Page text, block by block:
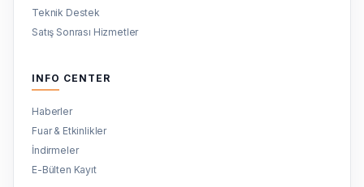
Teknik Destek
Satış Sonrası Hizmetler
INFO CENTER
Haberler
Fuar & Etkinlikler
İndirmeler
E-Bülten Kayıt